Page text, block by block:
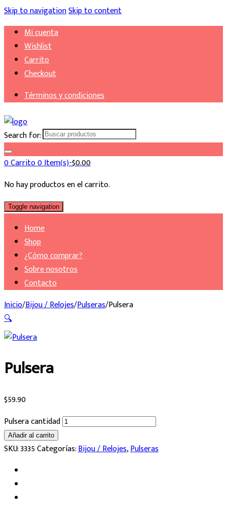
Skip to navigationSkip to content
Mi cuenta
Wishlist
Carrito
Checkout
Términos y condiciones
Search for:
0Carrito0 Item(s)-$0.00
No hay productos en el carrito.
Toggle navigation
Home
Shop
¿Cómo comprar?
Sobre nosotros
Contacto
Inicio/Bijou / Relojes/Pulseras/Pulsera
🔍
Pulsera
$59.90
Pulsera cantidad
Añadir al carrito
SKU:3335Categorías:Bijou / Relojes,Pulseras